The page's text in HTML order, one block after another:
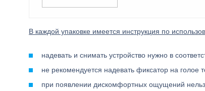
В каждой упаковке имеется инструкция по
надевать и снимать устройство нужно в
не рекомендуется надевать фиксатор на голое
при появлении дискомфортных ощущений